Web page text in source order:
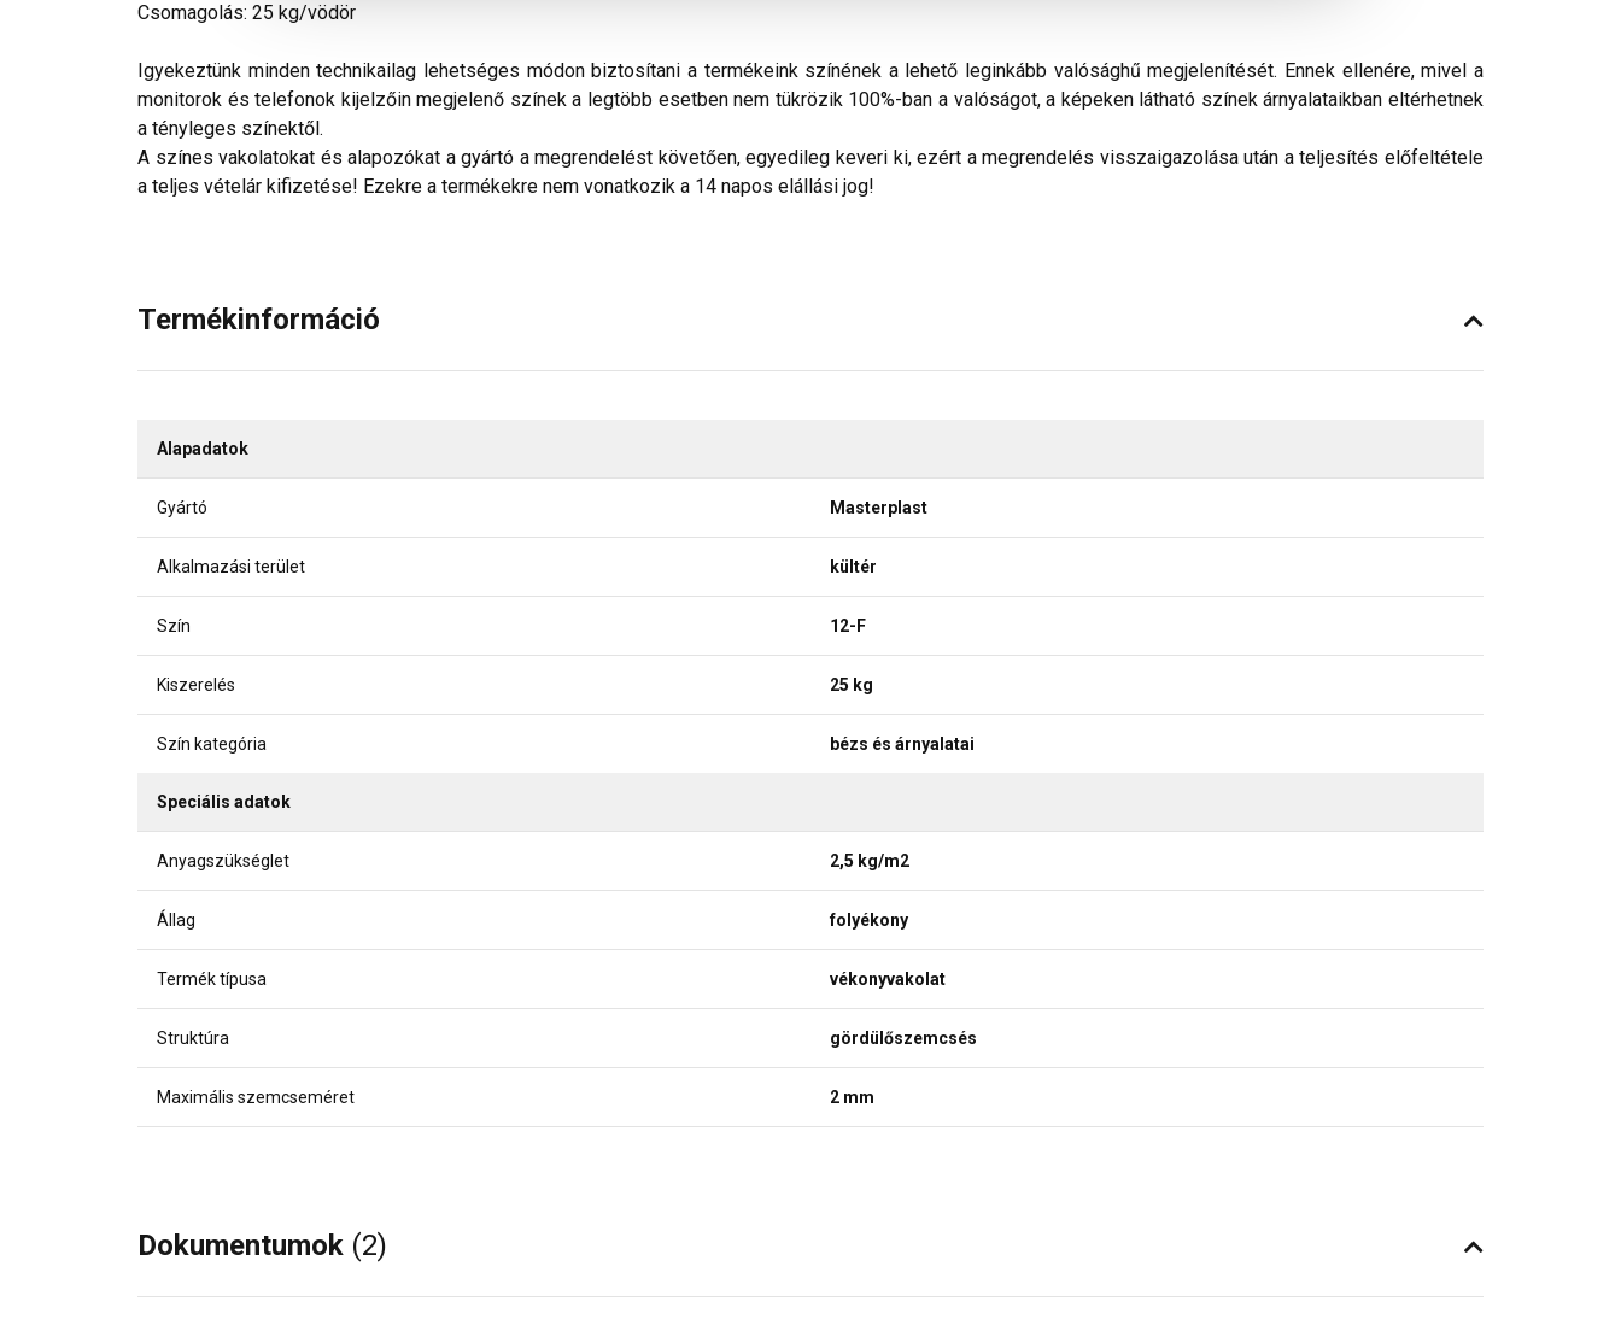
Csomagolás: 25 kg/vödör
Igyekeztünk minden technikailag lehetséges módon biztosítani a termékeink színének a lehető leginkább valósághű megjelenítését. Ennek ellenére, mivel a
monitorok és telefonok kijelzőin megjelenő színek a legtöbb esetben nem tükrözik 100%-ban a valóságot, a képeken látható színek árnyalataikban eltérhetnek
a tényleges színektől.
A színes vakolatokat és alapozókat a gyártó a megrendelést követően, egyedileg keveri ki, ezért a megrendelés visszaigazolása után a teljesítés előfeltétele
a teljes vételár kifizetése! Ezekre a termékekre nem vonatkozik a 14 napos elállási jog!
Termékinformáció
Alapadatok
Gyártó Masterplast
Alkalmazási terület kültér
Szín 12-F
Kiszerelés 25 kg
Szín kategória bézs és árnyalatai
Speciális adatok
Anyagszükséglet 2,5 kg/m2
Állag folyékony
Termék típusa vékonyvakolat
Struktúra gördülőszemcsés
Maximális szemcseméret 2 mm
Dokumentumok (2)